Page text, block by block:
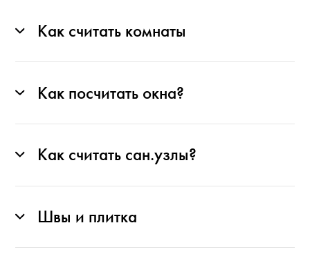
Как считать комнаты
Как посчитать окна?
Как считать сан.узлы?
Швы и плитка